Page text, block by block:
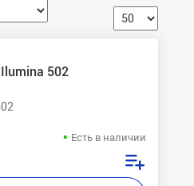
502
Есть в наличии